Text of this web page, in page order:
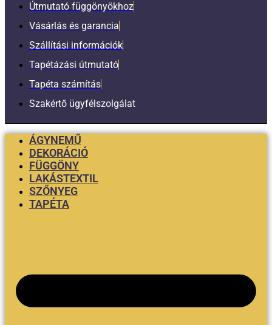
Útmutató függönyökhoz
Vásárlás és garancia
Szállítási információk
Tapétázási útmutató
Tapéta számítás
Szakértő ügyfélszolgálat
ÁGYNEMŰ
DEKORÁCIÓ
FÜGGÖNY
LAKÁSTEXTIL
SZŐNYEG
TAPÉTA